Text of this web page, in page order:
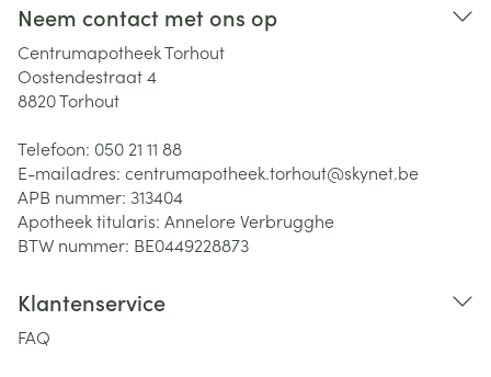
Neem contact met ons op
Centrumapotheek Torhout
Oostendestraat 4
8820Torhout
Telefoon: 050 21 11 88
E-mailadres: centrumapotheek.torhout@skynet.be
APB nummer: 313404
Apotheek titularis: Annelore Verbrugghe
BTW nummer: BE0449228873
Klantenservice
FAQ